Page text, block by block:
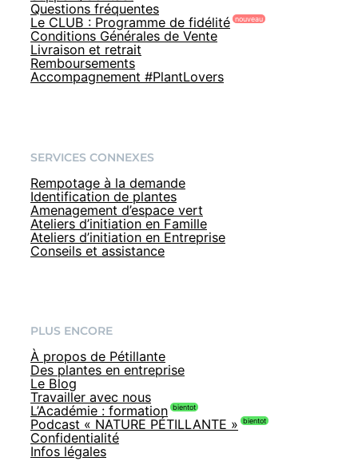
Questions fréquentes
Le CLUB : Programme de fidélité
Conditions Générales de Vente
Livraison et retrait
Remboursements
Accompagnement #PlantLovers
SERVICES CONNEXES
Rempotage à la demande
Identification de plantes
Amenagement d’espace vert
Ateliers d’initiation en Famille
Ateliers d’initiation en Entreprise
Conseils et assistance
PLUS ENCORE
À propos de Pétillante
Des plantes en entreprise
Le Blog
Travailler avec nous
L’Académie : formation
Podcast « NATURE PÉTILLANTE »
Confidentialité
Infos légales